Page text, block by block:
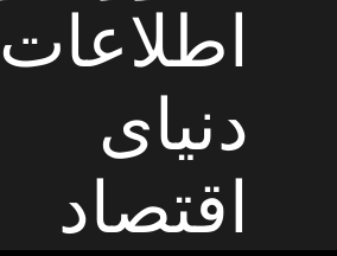
اطلاعات
دنیای
اقتصاد